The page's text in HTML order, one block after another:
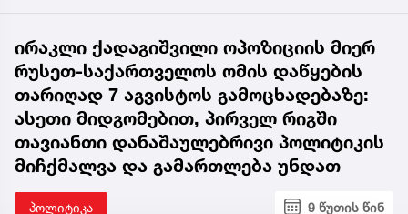
ირაკლი ქადაგიშვილი ოპოზიციის მიერ
რუსეთ-საქართველოს ომის დაწყების
თარიღად 7 აგვისტოს გამოცხადებაზე:
ასეთი მიდგომებით, პირველ რიგში
თავიანთი დანაშაულებრივი პოლიტიკის
მიჩქმალვა და გამართლება უნდათ
პოლიტიკა 9 წუთის წინ